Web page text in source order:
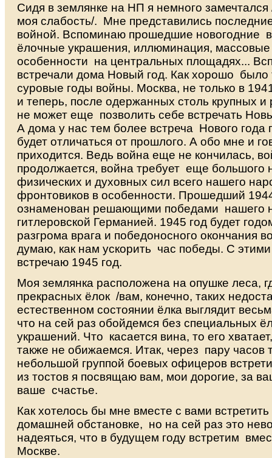
Сидя в землянке на НП я немного замечтался
моя слабость/. Мне представились
войной. Вспоминаю прошедшие новогодние
ёлочные украшения, иллюминация, массовые
особенности на центральных площадях...
встречали дома Новый год. Как хорошо было
суровые годы войны. Москва, не только в
и теперь, после одержанных столь крупных
не может еще позволить себе встречать
А дома у нас тем более встреча Нового года
будет отличаться от прошлого. А обо мне и
приходится. Ведь война еще не кончилась,
продолжается, война требует еще большого
физических и духовных сил всего нашего
фронтовиков в особенности. Прошедший
ознаменован решающими победами нашего
гитлеровской Германией. 1945 год будет
разгрома врага и победоносного окончания
думаю, как нам ускорить час победы. С
встречаю 1945 год.
Моя землянка расположена на опушке леса,
прекрасных ёлок /вам, конечно, таких
естественном состоянии ёлка выглядит
что на сей раз обойдемся без специальных
украшений. Что касается вина, то его
также не обижаемся. Итак, через пару часов
небольшой группой боевых офицеров
из тостов я посвящаю вам, мои дорогие, за
ваше счастье.
Как хотелось бы мне вместе с вами
домашней обстановке, но на сей раз это
надеяться, что в будущем году встретим
Москве.